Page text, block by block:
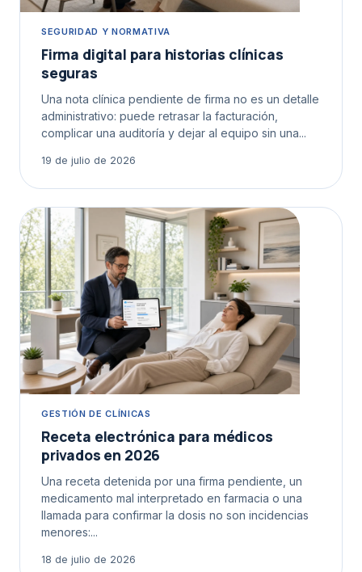
SEGURIDAD Y NORMATIVA
Firma digital para historias clínicas
seguras
Una nota clínica pendiente de firma no es un detalle
administrativo: puede retrasar la facturación,
complicar una auditoría y dejar al equipo sin una...
19 de julio de 2026
GESTIÓN DE CLÍNICAS
Receta electrónica para médicos
privados en 2026
Una receta detenida por una firma pendiente, un
medicamento mal interpretado en farmacia o una
llamada para confirmar la dosis no son incidencias
menores:...
18 de julio de 2026